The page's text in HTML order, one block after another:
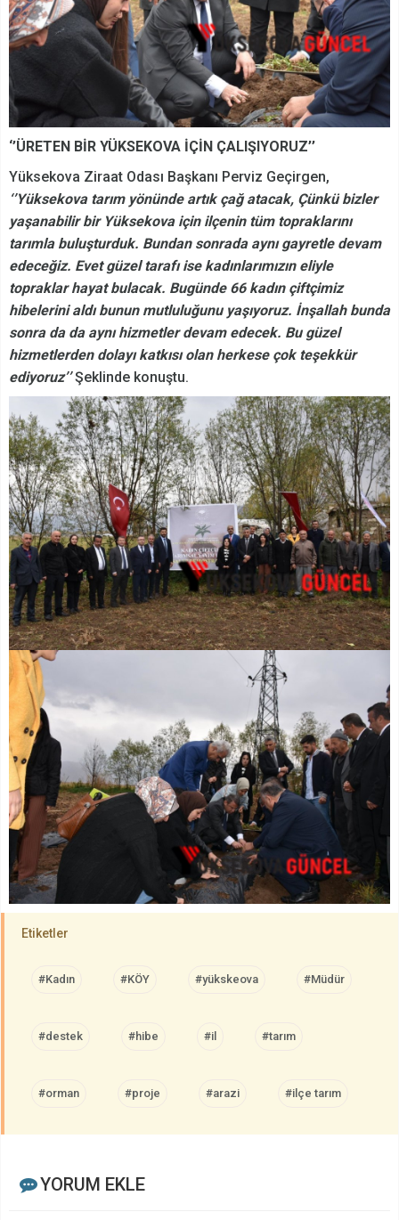
‘’ÜRETEN BİR YÜKSEKOVA İÇİN ÇALIŞIYORUZ’’
Yüksekova Ziraat Odası Başkanı Perviz Geçirgen,
‘’Yüksekova tarım yönünde artık çağ atacak, Çünkü bizler
yaşanabilir bir Yüksekova için ilçenin tüm topraklarını
tarımla buluşturduk. Bundan sonrada aynı gayretle devam
edeceğiz. Evet güzel tarafı ise kadınlarımızın eliyle
topraklar hayat bulacak. Bugünde 66 kadın çiftçimiz
hibelerini aldı bunun mutluluğunu yaşıyoruz. İnşallah bunda
sonra da da aynı hizmetler devam edecek. Bu güzel
hizmetlerden dolayı katkısı olan herkese çok teşekkür
ediyoruz’’Şeklinde konuştu.
Etiketler
#Kadın #KÖY #yükskeova #Müdür
#destek #hibe #il #tarım
#orman #proje #arazi #ilçe tarım
YORUM EKLE